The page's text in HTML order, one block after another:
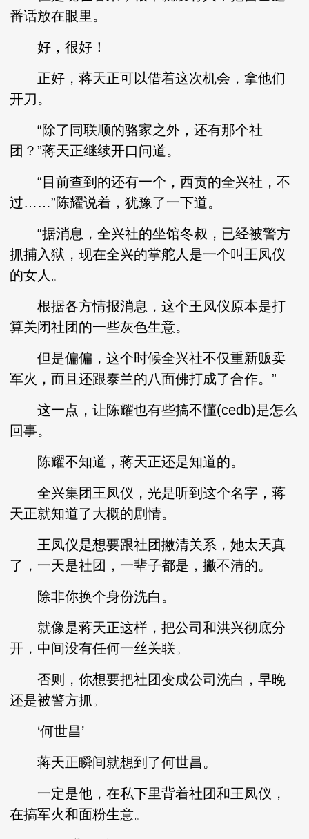
番话放在眼里。
好，很好！
正好，蒋天正可以借着这次机会，拿他们
开刀。
“除了同联顺的骆家之外，还有那个社
团？”蒋天正继续开口问道。
“目前查到的还有一个，西贡的全兴社，不
过……”陈耀说着，犹豫了一下道。
“据消息，全兴社的坐馆冬叔，已经被警方
抓捕入狱，现在全兴的掌舵人是一个叫王凤仪
的女人。
根据各方情报消息，这个王凤仪原本是打
算关闭社团的一些灰色生意。
但是偏偏，这个时候全兴社不仅重新贩卖
军火，而且还跟泰兰的八面佛打成了合作。”
这一点，让陈耀也有些搞不懂(cedb)是怎么
回事。
陈耀不知道，蒋天正还是知道的。
全兴集团王凤仪，光是听到这个名字，蒋
天正就知道了大概的剧情。
王凤仪是想要跟社团撇清关系，她太天真
了，一天是社团，一辈子都是，撇不清的。
除非你换个身份洗白。
就像是蒋天正这样，把公司和洪兴彻底分
开，中间没有任何一丝关联。
否则，你想要把社团变成公司洗白，早晚
还是被警方抓。
‘何世昌’
蒋天正瞬间就想到了何世昌。
一定是他，在私下里背着社团和王凤仪，
在搞军火和面粉生意。